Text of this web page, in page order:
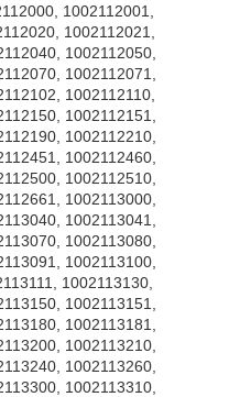
1002112001,
1002112021,
1002112050,
1002112071,
1002112110,
1002112151,
1002112210,
1002112460,
1002112510,
1002113000,
1002113041,
1002113080,
1002113100,
1002113130,
1002113151,
1002113181,
1002113210,
1002113260,
1002113310,